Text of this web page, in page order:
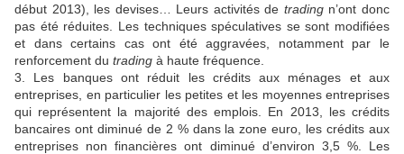
début 2013), les devises… Leurs activités de tradingn’ont donc
pas été réduites. Les techniques spéculatives se sont modifiées
et dans certains cas ont été aggravées, notamment par le
renforcement du trading à haute fréquence.
3. Les banques ont réduit les crédits aux ménages et aux
entreprises, en particulier les petites et les moyennes entreprises
qui représentent la majorité des emplois. En 2013, les crédits
bancaires ont diminué de 2 % dans la zone euro, les crédits aux
entreprises non financières ont diminué d’environ 3,5 %. Les